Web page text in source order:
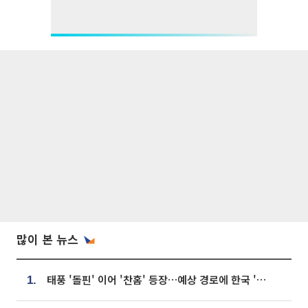
많이 본 뉴스
1. 태풍 '돌핀' 이어 '찬홈' 등장…예상 경로에 한국 '한숨'